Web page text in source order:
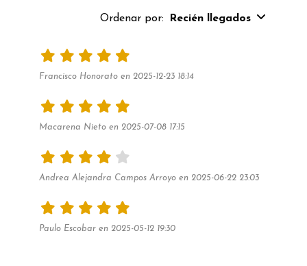
Ordenar por: Recién llegados
Francisco Honorato en 2025-12-23 18:14
Macarena Nieto en 2025-07-08 17:15
Andrea Alejandra Campos Arroyo en 2025-06-22 23:03
Paulo Escobar en 2025-05-12 19:30